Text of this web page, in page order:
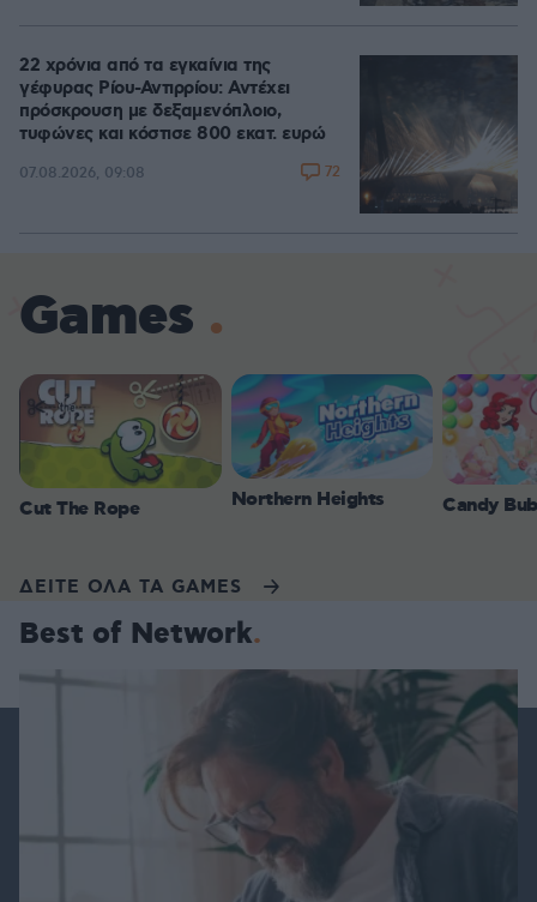
22 χρόνια από τα εγκαίνια της
γέφυρας Ρίου-Αντιρρίου: Αντέχει
πρόσκρουση με δεξαμενόπλοιο,
τυφώνες και κόστισε 800 εκατ. ευρώ
07.08.2026, 09:08 72
Games
Cut The Rope Northern Heights Candy
ΔΕΙΤΕ ΟΛΑ ΤΑ GAMES
Best of Network